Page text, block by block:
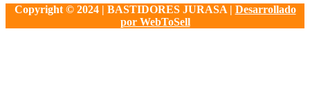
Copyright © 2024 | BASTIDORES JURASA | Desarrollado
por WebToSell